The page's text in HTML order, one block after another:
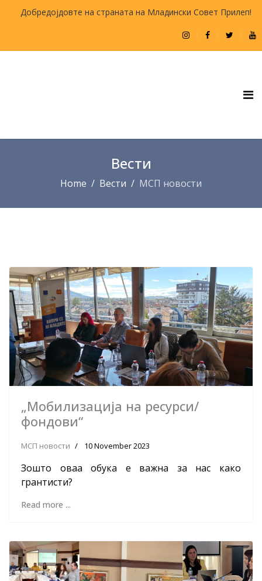
Добредојдовте на страната на Младински Совет Прилеп!
Вести
Home Вести МСП новости
„Мобилизација на ресурси/
фондови“
МСП новости 10 November 2023
Зошто оваа обука е важна за нас како
грантисти?
Read more ...